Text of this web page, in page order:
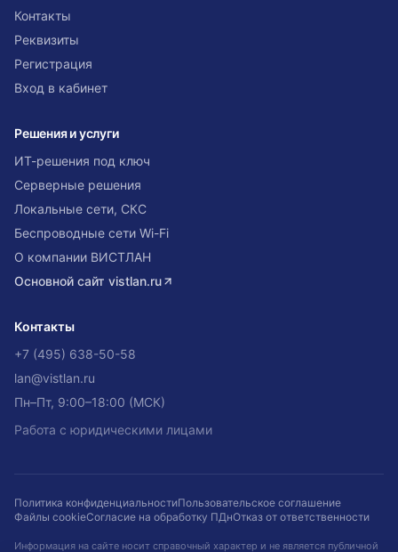
Контакты
Реквизиты
Регистрация
Вход в кабинет
Решения и услуги
ИТ-решения под ключ
Серверные решения
Локальные сети, СКС
Беспроводные сети Wi-Fi
О компании ВИСТЛАН
Основной сайт vistlan.ru
Контакты
+7 (495) 638-50-58
lan@vistlan.ru
Пн–Пт, 9:00–18:00 (МСК)
Работа с юридическими лицами
Политика конфиденциальностиПользовательское соглашение
Файлы cookieСогласие на обработку ПДнОтказ от ответственности
Информация на сайте носит справочный характер и не является публичной